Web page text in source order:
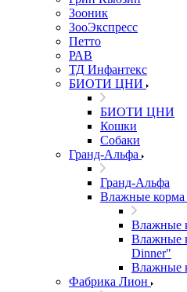
Зооник
ЗооЭкспресс
Петто
РАВ
ТД Инфантекс
БИОТИ ЦНИ
БИОТИ ЦНИ
Кошки
Собаки
Гранд-Альфа
Гранд-Альфа
Влажные корма
Влажные
Влажные
Dinner"
Влажные
Фабрика Лион